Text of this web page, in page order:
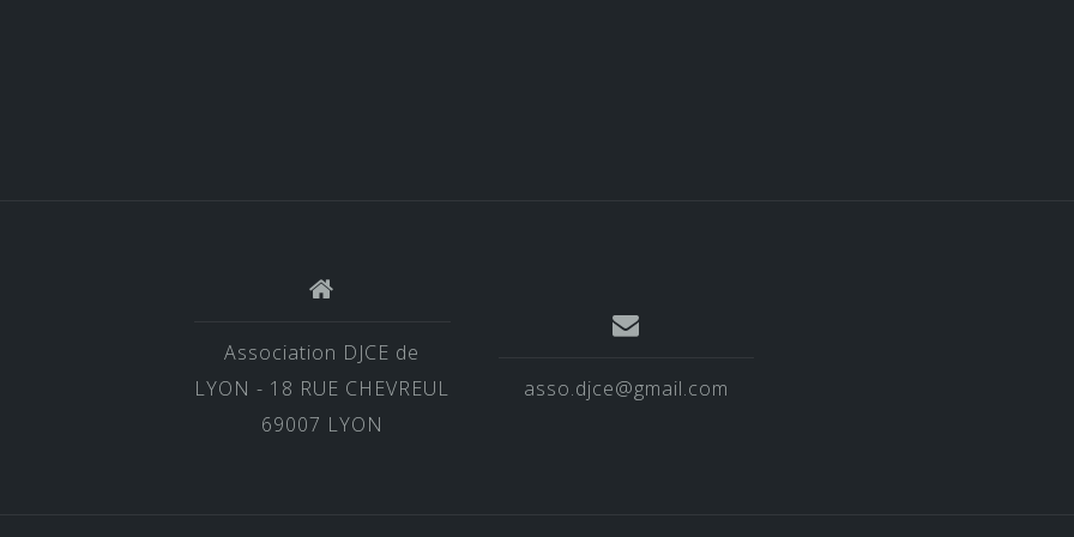
Association DJCE de
LYON - 18 RUE CHEVREUL
69007 LYON
asso.djce@gmail.com